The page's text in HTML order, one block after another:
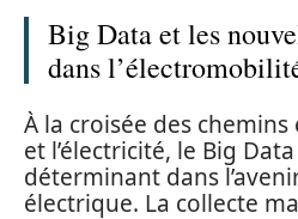
Big Data et les
dans
À la croisée des
et l’électricité, le Big
déterminant dans
électrique. La collecte